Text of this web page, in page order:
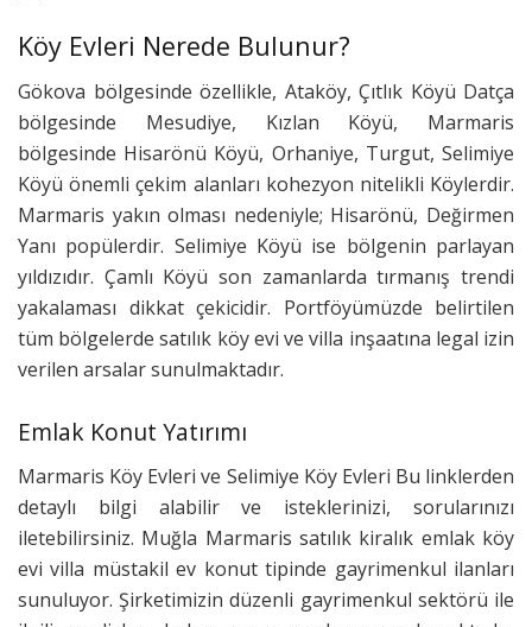
Köy Evleri Nerede Bulunur?
Gökova bölgesinde özellikle, Ataköy, Çıtlık Köyü Datça
bölgesinde Mesudiye, Kızlan Köyü, Marmaris
bölgesinde Hisarönü Köyü, Orhaniye, Turgut, Selimiye
Köyü önemli çekim alanları kohezyon nitelikli Köylerdir.
Marmaris yakın olması nedeniyle; Hisarönü, Değirmen
Yanı popülerdir. Selimiye Köyü ise bölgenin parlayan
yıldızıdır. Çamlı Köyü son zamanlarda tırmanış trendi
yakalaması dikkat çekicidir. Portföyümüzde belirtilen
tüm bölgelerde satılık köy evi ve villa inşaatına legal izin
verilen arsalar sunulmaktadır.
Emlak Konut Yatırımı
Marmaris Köy Evleri ve Selimiye Köy Evleri Bu linklerden
detaylı bilgi alabilir ve isteklerinizi, sorularınızı
iletebilirsiniz. Muğla Marmaris satılık kiralık emlak köy
evi villa müstakil ev konut tipinde gayrimenkul ilanları
sunuluyor. Şirketimizin düzenli gayrimenkul sektörü ile